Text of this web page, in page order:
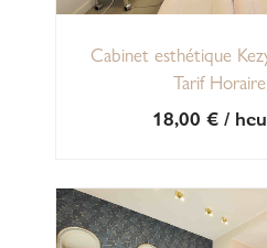
Cabinet esthétique
Tarif Horaire
18,00€ /